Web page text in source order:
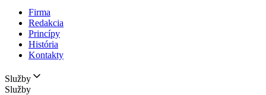
Firma
Redakcia
Princípy
História
Kontakty
Služby
Služby